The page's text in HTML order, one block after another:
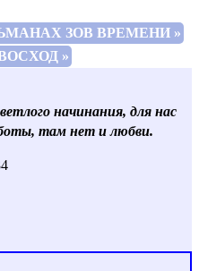
ЗОВ ВРЕМЕНИ »
»
начинания, для нас
там нет и любви.